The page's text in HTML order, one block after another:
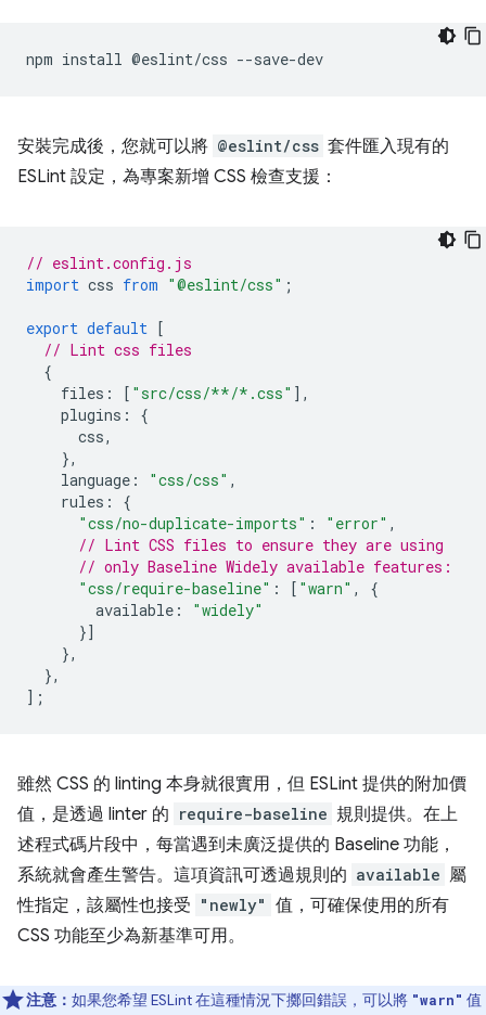
安裝完成後，您就可以將 @eslint/css 套件匯入現有的
ESLint 設定，為專案新增 CSS 檢查支援：
// eslint.config.js
import css from "@eslint/css" ;
export default [
// Lint css files
{
files : [ "src/css/**/*.css" ],
plugins :
{
css,
},
language : "css/css" ,
rules :
{
"css/no-duplicate-imports" : "error" ,
// Lint CSS files to ensure they are using
// only Baseline Widely available features:
"css/require-baseline" : [ "warn" ,
{
available :
"widely"
}]
},
},
];
雖然 CSS 的 linting 本身就很實用，但 ESLint 提供的附加價
值，是透過 linter 的 require-baseline 規則提供。在上
述程式碼片段中，每當遇到未廣泛提供的 Baseline 功能，
系統就會產生警告。這項資訊可透過規則的 available 屬
性指定，該屬性也接受 "newly" 值，可確保使用的所有
CSS 功能至少為新基準可用。
注意： 如果您希望 ESLint 在這種情況下擲回錯誤，可以將 "warn" 值